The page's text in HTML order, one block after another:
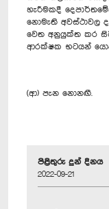
හැරීමකදී
නොමැති අවස්ථාවල
වෙත අනුයුක්ත කර
ආරක්ෂක භටයන්
(ආ) පැන නොනඟී.
පිළිතුරු දුන් දිනය
2022-09-21